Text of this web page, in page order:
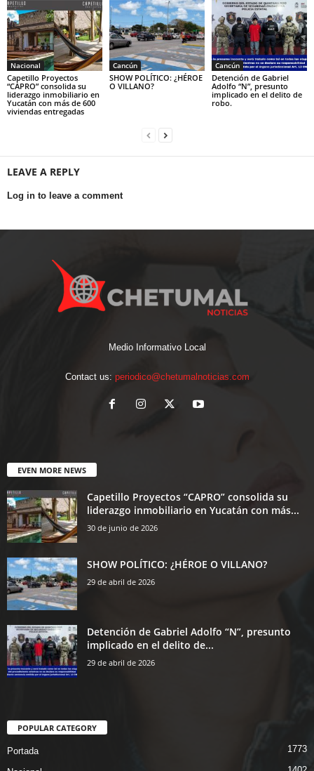
Nacional
Capetillo Proyectos
“CAPRO” consolida su
liderazgo inmobiliario en
Yucatán con más de 600
viviendas entregadas
Cancún
SHOW POLÍTICO: ¿HÉROE
O VILLANO?
Cancún
Detención de Gabriel
Adolfo “N”, presunto
implicado en el delito de
robo.
LEAVE A REPLY
Log in to leave a comment
Medio Informativo Local
Contact us: periodico@chetumalnoticias.com
EVEN MORE NEWS
Capetillo Proyectos “CAPRO” consolida su
liderazgo inmobiliario en Yucatán con más...
30 de junio de 2026
SHOW POLÍTICO: ¿HÉROE O VILLANO?
29 de abril de 2026
Detención de Gabriel Adolfo “N”, presunto
implicado en el delito de...
29 de abril de 2026
POPULAR CATEGORY
Portada 1773